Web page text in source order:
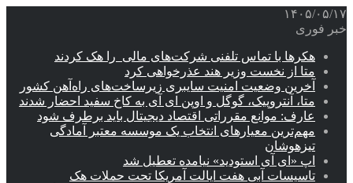
۱۴۰۵/۰۵/۱۷
خبر فوری
هکرها با تماس تلفنی شرکت‌های مالی را هک کردند
متا از نخست وزیر هند عذرخواهی کرد
آخرین وضعیت امنیت سایبری زیرساخت‌های راه‌آهن کشور
متا، آنتروپیک، گوگل و اوپن ای آی به کاخ سفید احضار شدند
عارف: موانع مقرراتی اقتصاد دیجیتال باید برطرف شود
مهم‌ترین معیارهای انتخاب یک موسسه معتبر آمادگی
تیزهوشان
اپ «ای آی استودید» نیامده تعطیل شد
تاسیسات آبی هفت ایالت آمریکا تحت حملات هک